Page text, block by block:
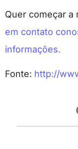
Quer começar a
em contato
informações.
Fonte: http://